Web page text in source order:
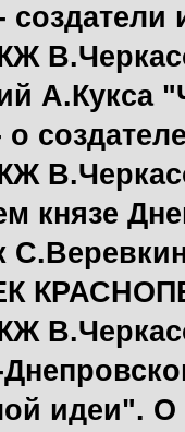
А.Кукса
князе
идеи".